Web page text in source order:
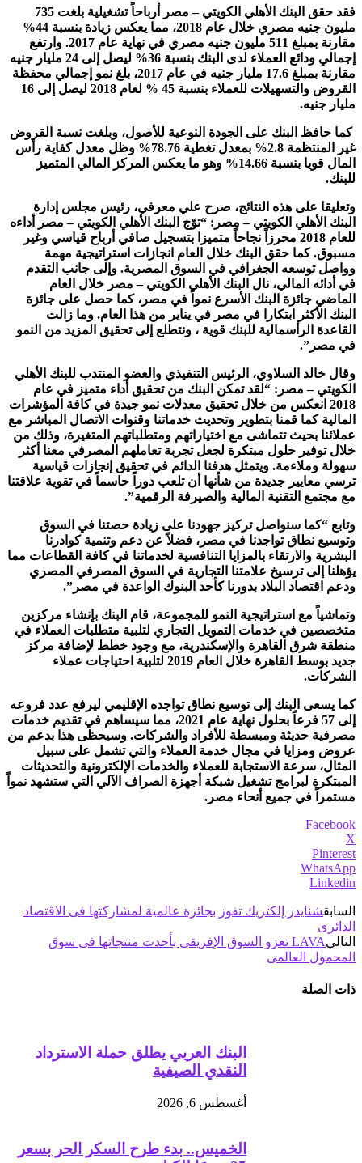
فقد حقق البنك الأهلي الكويتي – مصر أرباحاً تشغيلية بلغت 735
مليون جنيه مصري خلال عام 2018، مما يعكس زيادة بنسبة 44%
مقارنة بمبلغ 511 مليون جنيه مصري في نهاية عام 2017. وارتفع
إجمالي ودائع العملاء لدى البنك بنسبة 36% ليصل إلى 24 مليار جنيه
مقارنة بمبلغ 17.6 مليار جنيه في عام 2017، بلغ نمو إجمالي محفظة
القروض والتسهيلات للعملاء بنسبة 45 % لعام 2018 ليصل إلى 16
مليار جنيه.
كما حافظ البنك على الجودة النوعية للأصول، وبلغت نسبة القروض
غير المنتظمة 2.8% بمعدل تغطية 78.76% وظل معدل كفاية رأس
المال قويا بنسبة 14.66% وهو ما يعكس المركز المالي المتميز
للبنك.
وتعليقا على هذه النتائج، صرح علي معرفي، رئيس مجلس إدارة
البنك الأهلي الكويتي – مصر: “توّج البنك الأهلي الكويتي – مصر أداءه
للعام 2018 محرزاً نجاحاً متميزا بتسجيل صافي أرباح قياسي وغير
مسبوق. كما حقق البنك خلال العام انجازات استراتيجية مهمة
وواصل توسعه الجغرافي في السوق المصرية. وإلى جانب التقدم
في أدائه المالي، نال البنك الأهلي الكويتي – مصر خلال العام
الماضي جائزة البنك الأسرع نمواً في مصر، كما حصل على جائزة
البنك الأكثر ابتكارا في مصر في يناير من هذا العام. وما زالت
القاعدة الرأسمالية للبنك قوية ، ونتطلع إلى تحقيق المزيد من النمو
في مصر”.
وقال خالد السلاوي، الرئيس التنفيذي والعضو المنتدب للبنك الأهلي
الكويتي – مصر: “لقد تمكن البنك من تحقيق أداء متميز في عام
2018 انعكس من خلال تحقيق معدلات نمو جيدة في كافة المؤشرات
المالية كما قمنا بتطوير وتحديث خدماتنا وقنوات الاتصال المباشر مع
عملائنا بحيث تتماشى مع اختياراتهم ومتطلباتهم المتغيرة، وذلك من
خلال توفير حلول مبتكرة لجعل تجربة تعاملهم المصرفي معنا أكثر
سهولة وملاءمة. ويتمثل هدفنا الدائم في تحقيق إنجازات قياسية
ترسي معايير جديدة من شأنها أن تلعب دوراً حاسماً في تقوية علاقتنا
مع مجتمع التقنية المالية والصيرفة الرقمية”.
وتابع “كما سنواصل تركيز جهودنا على زيادة حصتنا في السوق
وتوسيع نطاق تواجدنا في مصر، فضلاً عن دعم وتنمية كوادرنا
البشرية والارتقاء بالمزايا التنافسية لخدماتنا في كافة القطاعات مما
يؤهلنا إلى ترسيخ علامتنا التجارية في السوق المصرفي المصري
ودعم اقتصاد البلاد بدورنا كأحد البنوك الواعدة في مصر”.
وتماشياً مع استراتيجية النمو للمجموعة، قام البنك بإنشاء مركزين
متخصصين في خدمات التمويل التجاري لتلبية متطلبات العملاء في
منطقة شرق القاهرة والإسكندرية، مع وجود خطط لإضافة مركز
جديد بوسط القاهرة خلال العام 2019 لتلبية احتياجات عملاء
الشركات.
كما يسعى البنك إلى توسيع نطاق تواجده الإقليمي ليرفع عدد فروعه
إلى 57 فرعاً بحلول نهاية عام 2021، مما سيساهم في تقديم خدمات
مصرفية حديثة ومبسطة للأفراد والشركات. وسيحظى هذا بدعم من
عروض ومزايا في مجال خدمة العملاء والتي تشمل على سبيل
المثال، سرعة الاستجابة للعملاء والخدمات الإلكترونية والتحديثات
المبتكرة لبرامج تشغيل شبكة أجهزة الصراف الآلي التي ستشهد نمواً
مستمراً في جميع أنحاء مصر.
Facebook
X
Pinterest
WhatsApp
Linkedin
السابقشنايدر إلكتريك تفوز بجائزة عالمية لمشاركتها فى الاقتصاد
الدائرى
التالي
LAVA تغزو السوق الإفريقى بأحدث منتجاتها فى سوق
المحمول العالمى
ذات الصلة
البنك العربي يطلق حملة الاسترداد
النقدي الصيفية
أغسطس 6, 2026
الخميس.. بدء طرح السكر الحر بسعر